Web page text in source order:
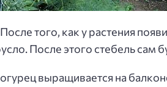
того, как у растения
После этого стебель сам
выращивается на